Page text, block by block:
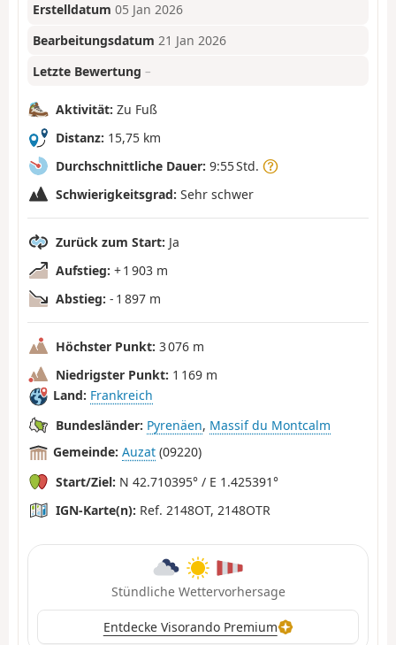
Erstelldatum 05 Jan 2026
Bearbeitungsdatum 21 Jan 2026
Letzte Bewertung –
Aktivität: Zu Fuß
Distanz: 15,75 km
Durchschnittliche Dauer: 9:55 Std.
Schwierigkeitsgrad: Sehr schwer
Zurück zum Start: Ja
Aufstieg: + 1 903 m
Abstieg: - 1 897 m
Höchster Punkt: 3 076 m
Niedrigster Punkt: 1 169 m
Land: Frankreich
Bundesländer: Pyrenäen, Massif du Montcalm
Gemeinde: Auzat (09220)
Start/Ziel: N 42.710395° / E 1.425391°
IGN-Karte(n): Ref. 2148OT, 2148OTR
Stündliche Wettervorhersage
Entdecke Visorando Premium